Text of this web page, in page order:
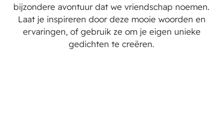
bijzondere avontuur dat we vriendschap noemen.
Laat je inspireren door deze mooie woorden en
ervaringen, of gebruik ze om je eigen unieke
gedichten te creëren.